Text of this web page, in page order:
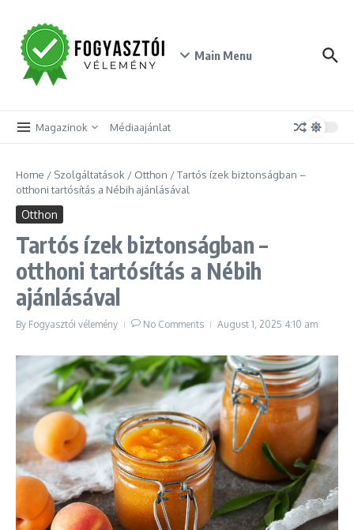
Main Menu
Magazinok Médiaajánlat
Home / Szolgáltatások / Otthon /Tartós ízek biztonságban –
otthoni tartósítás a Nébih ajánlásával
Otthon
Tartós ízek biztonságban –
otthoni tartósítás a Nébih
ajánlásával
By Fogyasztói vélemény No Comments August 1, 2025 4:10 am